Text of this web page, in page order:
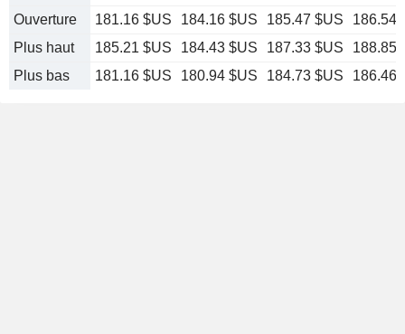
Ouverture
181.16 $US 184.16 $US 185.47 $US
186.54
Plus haut
185.21 $US 184.43 $US 187.33 $US
188.85
Plus bas
181.16 $US 180.94 $US 184.73 $US 186.46